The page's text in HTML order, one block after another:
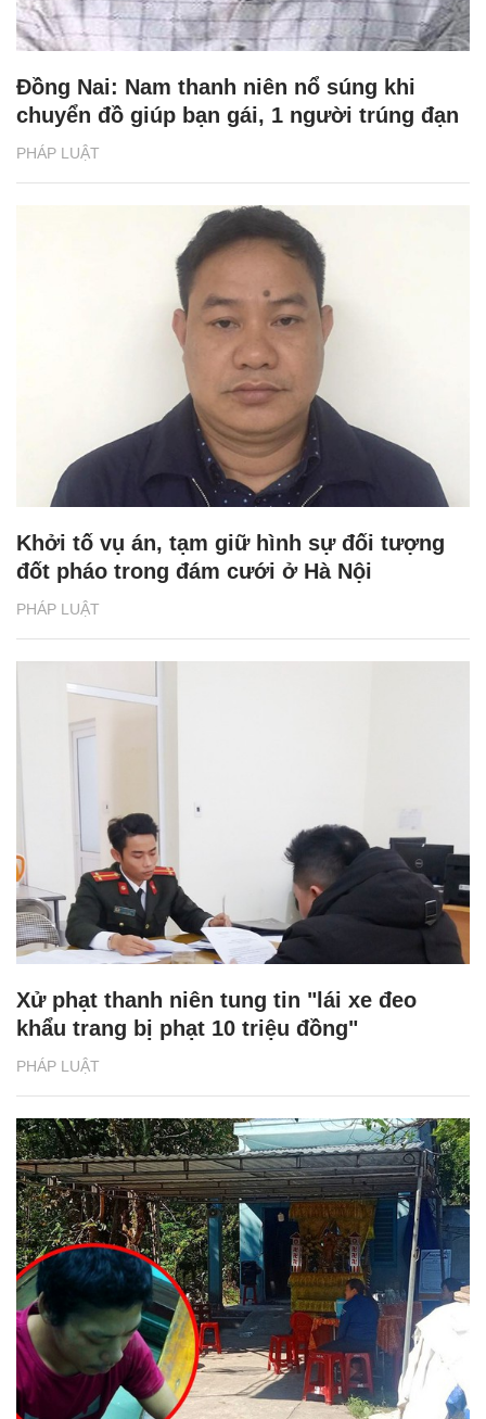
PHÁP LUẬT
Đồng Nai: Nam thanh niên nổ súng khi
chuyển đồ giúp bạn gái, 1 người trúng đạn
PHÁP LUẬT
Khởi tố vụ án, tạm giữ hình sự đối tượng
đốt pháo trong đám cưới ở Hà Nội
PHÁP LUẬT
Xử phạt thanh niên tung tin "lái xe đeo
khẩu trang bị phạt 10 triệu đồng"